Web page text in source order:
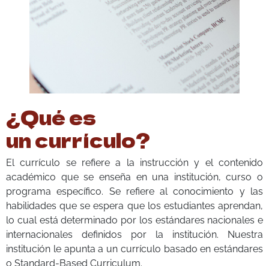
¿Qué es
un currículo?
El currículo se refiere a la instrucción y el contenido
académico que se enseña en una institución, curso o
programa específico. Se refiere al conocimiento y las
habilidades que se espera que los estudiantes aprendan,
lo cual está determinado por los estándares nacionales e
internacionales definidos por la institución. Nuestra
institución le apunta a un currículo basado en estándares
o Standard-Based Curriculum.